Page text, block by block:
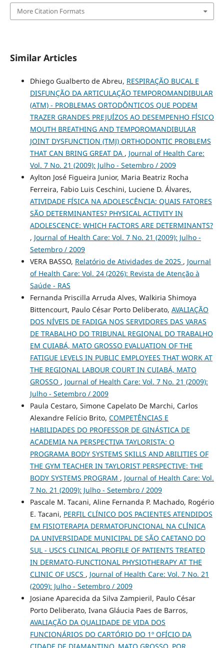
More Citation Formats
Similar Articles
Dhiego Gualberto de Abreu, RESPIRAÇÃO BUCAL E
DISFUNÇÃO DA ARTICULAÇÃO TEMPOROMANDIBULAR
(ATM) - PROBLEMAS ORTODÔNTICOS QUE PODEM
TRAZER GRANDES PREJUÍZOS AO DESEMPENHO FÍSICO
MOUTH BREATHING AND TEMPOROMANDIBULAR
JOINT DYSFUNCTION (TMJ) ORTHODONTIC PROBLEMS
THAT CAN BRING GREAT DA , Journal of Health Care:
Vol. 7 No. 21 (2009): Julho - Setembro / 2009
Aylton José Figueira Junior, Maria Beatriz Rocha
Ferreira, Fabio Luis Ceschini, Luciene D. Álvares,
ATIVIDADE FÍSICA NA ADOLESCÊNCIA: QUAIS FATORES
SÃO DETERMINANTES? PHYSICAL ACTIVITY IN
ADOLESCENCE: WHICH FACTORS ARE DETERMINANTS?
, Journal of Health Care: Vol. 7 No. 21 (2009): Julho -
Setembro / 2009
VERA BASSO, Relatório de Atividades de 2025 , Journal
of Health Care: Vol. 24 (2026): Revista de Atenção à
Saúde - RAS
Fernanda Priscilla Arruda Alves, Walkiria Shimoya
Bittencourt, Paulo César Porto Deliberato, AVALIAÇÃO
DOS NÍVEIS DE FADIGA NOS SERVIDORES DAS VARAS
DE TRABALHO DO TRIBUNAL REGIONAL DO TRABALHO
EM CUIABÁ, MATO GROSSO EVALUATION OF THE
FATIGUE LEVELS IN PUBLIC EMPLOYEES THAT WORK AT
THE REGIONAL LABOUR COURT IN CUIABÁ, MATO
GROSSO , Journal of Health Care: Vol. 7 No. 21 (2009):
Julho - Setembro / 2009
Paula Cestaro, Simone Capelato De Marchi, Carlos
Alexandre Felício Brito, COMPETÊNCIAS E
HABILIDADES DO PROFESSOR DE GINÁSTICA DE
ACADEMIA NA PERSPECTIVA TAYLORISTA: O
PROGRAMA BODY SYSTEMS SKILLS AND ABILITIES OF
THE GYM TEACHER IN TAYLORIST PERSPECTIVE: THE
BODY SYSTEMS PROGRAM , Journal of Health Care: Vol.
7 No. 21 (2009): Julho - Setembro / 2009
Pascale M. Tacani, Aline Fernanda P. Machado, Rogério
E. Tacani, PERFIL CLÍNICO DOS PACIENTES ATENDIDOS
EM FISIOTERAPIA DERMATOFUNCIONAL NA CLÍNICA
DA UNIVERSIDADE MUNICIPAL DE SÃO CAETANO DO
SUL - USCS CLINICAL PROFILE OF PATIENTS TREATED
IN DERMATO-FUNCTIONAL PHYSIOTHERAPY AT THE
CLINIC OF USCS , Journal of Health Care: Vol. 7 No. 21
(2009): Julho - Setembro / 2009
Josiane Aparecida da Silva Zampieril, Paulo César
Porto Deliberato, Ivana Gláucia Paes de Barros,
AVALIAÇÃO DA QUALIDADE DE VIDA DOS
FUNCIONÁRIOS DO CARTÓRIO DO 1º OFÍCIO DA
CIDADE DE DIAMANTINO, MATO GROSSO, POR